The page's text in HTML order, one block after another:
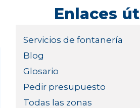
Enlaces
Servicios de fontanería
Blog
Glosario
Pedir presupuesto
Todas las zonas